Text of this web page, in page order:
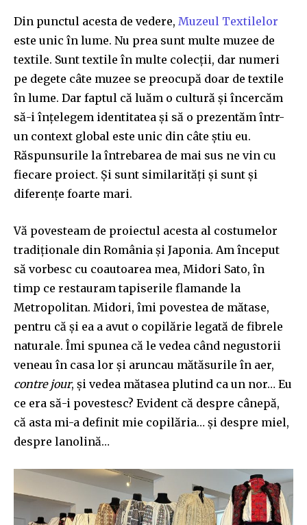
Din punctul acesta de vedere, Muzeul Textilelor
este unic în lume. Nu prea sunt multe muzee de
textile. Sunt textile în multe colecții, dar numeri
pe degete câte muzee se preocupă doar de textile
în lume. Dar faptul că luăm o cultură și încercăm
să-i înțelegem identitatea și să o prezentăm într-
un context global este unic din câte știu eu.
Răspunsurile la întrebarea de mai sus ne vin cu
fiecare proiect. Și sunt similarități și sunt și
diferențe foarte mari.
Vă povesteam de proiectul acesta al costumelor
tradiționale din România și Japonia. Am început
să vorbesc cu coautoarea mea, Midori Sato, în
timp ce restauram tapiserile flamande la
Metropolitan. Midori, îmi povestea de mătase,
pentru că și ea a avut o copilărie legată de fibrele
naturale. Îmi spunea că le vedea când negustorii
veneau în casa lor și aruncau mătăsurile în aer,
contre jour, și vedea mătasea plutind ca un nor… Eu
ce era să-i povestesc? Evident că despre cânepă,
că asta mi-a definit mie copilăria… și despre miel,
despre lanolină…